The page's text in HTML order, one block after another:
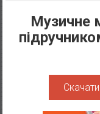
Музичне